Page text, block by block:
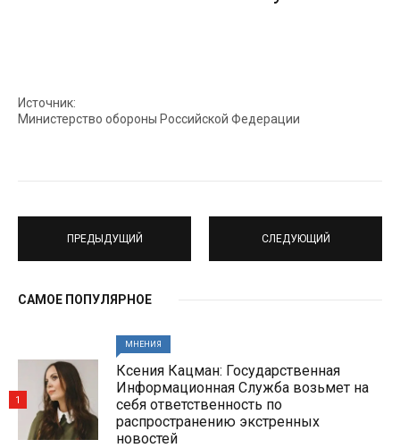
Источник:
Министерство обороны Российской Федерации
ПРЕДЫДУЩИЙ СЛЕДУЮЩИЙ
САМОЕ ПОПУЛЯРНОЕ
МНЕНИЯ
Ксения Кацман: Государственная
Информационная Служба возьмет на
себя ответственность по
распространению экстренных
новостей
1